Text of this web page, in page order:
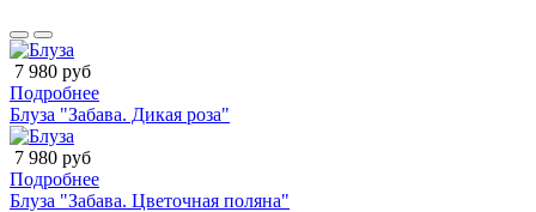
7 980 руб
Подробнее
Блуза "Забава. Дикая роза"
7 980 руб
Подробнее
Блуза "Забава. Цветочная поляна"